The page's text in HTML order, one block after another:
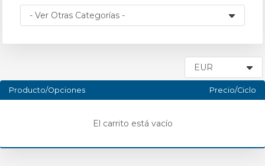
Producto/Opciones Precio/Ciclo
El carrito está vacío